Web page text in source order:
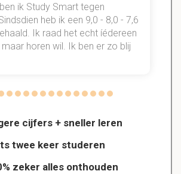
cijfers + sneller leren
twee keer studeren
zeker alles onthouden
ik Study Smart tegen
heb ik een 9,0 - 8,0 - 7,6
Ik raad het echt íédereen
horen wil. Ik ben er zo blij